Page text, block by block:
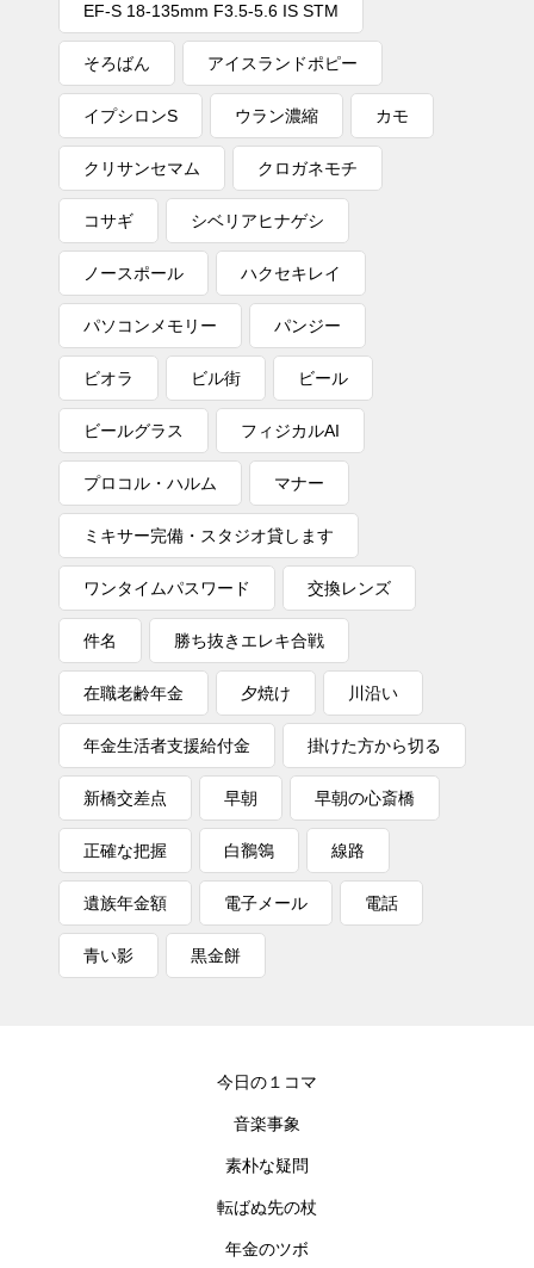
EF-S 18-135mm F3.5-5.6 IS STM
そろばん アイスランドポピー
イプシロンS ウラン濃縮 カモ
クリサンセマム クロガネモチ
コサギ シベリアヒナゲシ
ノースポール ハクセキレイ
パソコンメモリー パンジー
ビオラ ビル街 ビール
ビールグラス フィジカルAI
プロコル・ハルム マナー
ミキサー完備・スタジオ貸します
ワンタイムパスワード 交換レンズ
件名 勝ち抜きエレキ合戦
在職老齢年金 夕焼け 川沿い
年金生活者支援給付金 掛けた方から切る
新橋交差点 早朝 早朝の心斎橋
正確な把握 白鶺鴒 線路
遺族年金額 電子メール 電話
青い影 黒金餅
今日の１コマ
音楽事象
素朴な疑問
転ばぬ先の杖
年金のツボ